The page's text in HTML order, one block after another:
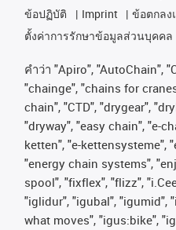
ข้อปฏิบัติ
Imprint
ข้อตกลง
ตั้งค่าการรักษาข้อมูลส่วนบุคคล
คําว่า "Apiro", "AutoChain",
"chainge", "chains for
chain", "CTD", "drygear",
"dryway", "easy chain", "e-
ketten", "e-kettensysteme",
"energy chain systems",
spool", "fixflex", "flizz",
"iglidur", "igubal", "igumid",
what moves", "igus:bike",